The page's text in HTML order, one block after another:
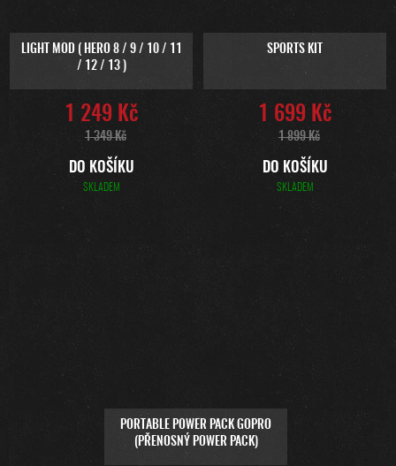
LIGHT MOD ( HERO 8 / 9 / 10 / 11
/ 12 / 13 )
1 249 Kč
1 349 Kč
DO KOŠÍKU
SKLADEM
SPORTS KIT
1 699 Kč
1 899 Kč
DO KOŠÍKU
SKLADEM
PORTABLE POWER PACK GOPRO
(PŘENOSNÝ POWER PACK)